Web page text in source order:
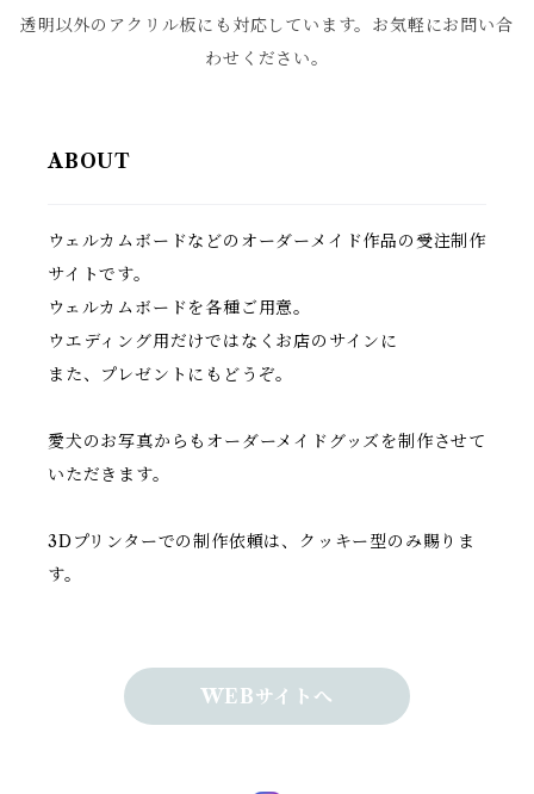
透明以外のアクリル板にも対応しています。お気軽にお問い合
わせください。
ABOUT
ウェルカムボードなどのオーダーメイド作品の受注制作
サイトです。
ウェルカムボードを各種ご用意。
ウエディング用だけではなくお店のサインに
また、プレゼントにもどうぞ。
愛犬のお写真からもオーダーメイドグッズを制作させて
いただきます。
3Dプリンターでの制作依頼は、クッキー型のみ賜りま
す。
WEBサイトへ